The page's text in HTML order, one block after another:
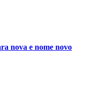
nova e nome novo